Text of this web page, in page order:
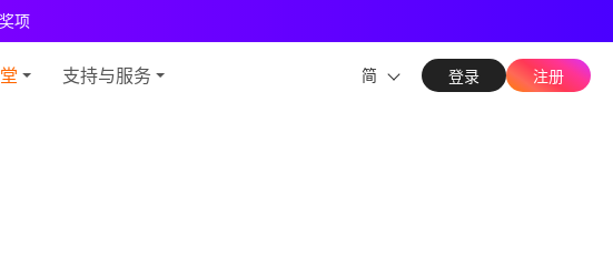
项
享强大可观测能力
支持与服务 简 登录 注册